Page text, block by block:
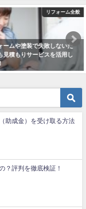
リフォーム全般
ームや塗装の際には見積も
ビスを利用して軌道修正し
う！
助成金）を受け取る方法
？評判を徹底検証！